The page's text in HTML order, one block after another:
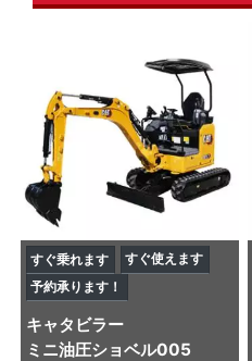
すぐ乗れます
すぐ使えます
予約承ります！
キャタビラー
ミニ油圧ショベル005